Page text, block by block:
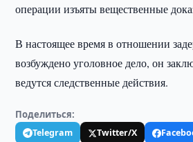
операции изъяты вещественные
В настоящее время в отношении
возбуждено уголовное дело, он
ведутся следственные действия.
Поделиться:
Telegram Twitter/X